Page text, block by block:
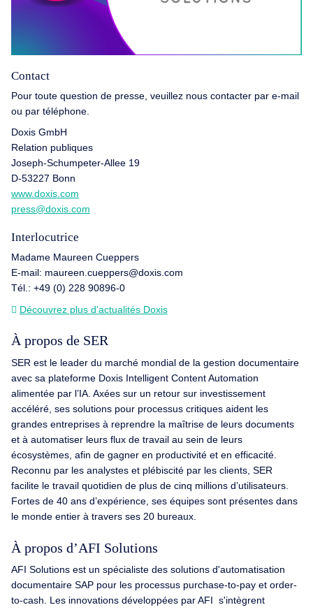
Contact
Pour toute question de presse, veuillez nous contacter par e-mail
ou par téléphone.
Doxis GmbH
Relation publiques
Joseph-Schumpeter-Allee 19
D-53227 Bonn
www.doxis.com
press@doxis.com
Interlocutrice
Madame Maureen Cueppers
E-mail: maureen.cueppers@doxis.com
Tél.: +49 (0) 228 90896-0
Découvrez plus d'actualités Doxis
À propos de SER
SER est le leader du marché mondial de la gestion documentaire
avec sa plateforme Doxis Intelligent Content Automation
alimentée par l’IA. Axées sur un retour sur investissement
accéléré, ses solutions pour processus critiques aident les
grandes entreprises à reprendre la maîtrise de leurs documents
et à automatiser leurs flux de travail au sein de leurs
écosystèmes, afin de gagner en productivité et en efficacité.
Reconnu par les analystes et plébiscité par les clients, SER
facilite le travail quotidien de plus de cinq millions d’utilisateurs.
Fortes de 40 ans d’expérience, ses équipes sont présentes dans
le monde entier à travers ses 20 bureaux.
À propos d’AFI Solutions
AFI Solutions est un spécialiste des solutions d'automatisation
documentaire SAP pour les processus purchase-to-pay et order-
to-cash. Les innovations développées par AFI s'intègrent